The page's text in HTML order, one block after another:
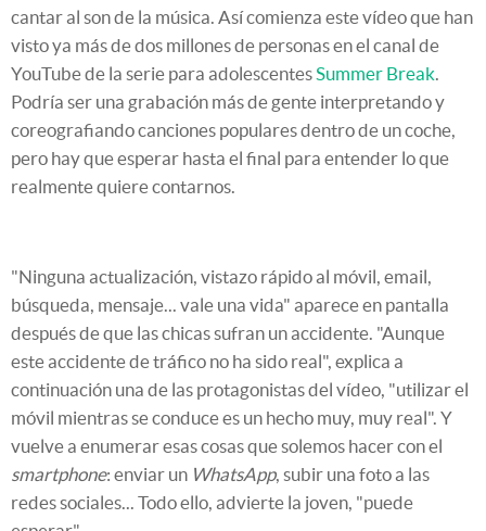
cantar al son de la música. Así comienza este vídeo que han
visto ya más de dos millones de personas en el canal de
YouTube de la serie para adolescentes Summer Break
Podría ser una grabación más de gente interpretando y
coreografiando canciones populares dentro de un coche,
pero hay que esperar hasta el final para entender lo que
realmente quiere contarnos.
"Ninguna actualización, vistazo rápido al móvil, email,
búsqueda, mensaje... vale una vida" aparece en pantalla
después de que las chicas sufran un accidente. "Aunque
este accidente de tráfico no ha sido real", explica a
continuación una de las protagonistas del vídeo, "utilizar el
móvil mientras se conduce es un hecho muy, muy real". Y
vuelve a enumerar esas cosas que solemos hacer con el
smartphone: enviar un WhatsApp, subir una foto a las
redes sociales... Todo ello, advierte la joven, "puede